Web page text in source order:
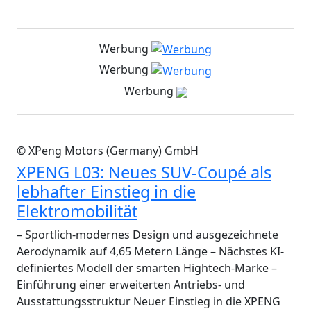
Werbung
Werbung
Werbung
© XPeng Motors (Germany) GmbH
XPENG L03: Neues SUV-Coupé als
lebhafter Einstieg in die
Elektromobilität
– Sportlich-modernes Design und ausgezeichnete
Aerodynamik auf 4,65 Metern Länge – Nächstes KI-
definiertes Modell der smarten Hightech-Marke –
Einführung einer erweiterten Antriebs- und
Ausstattungsstruktur Neuer Einstieg in die XPENG